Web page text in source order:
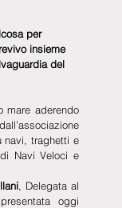
per
insieme
del
mare aderendo
navi, traghetti e
Navi Veloci e
, Delegata al
oggi